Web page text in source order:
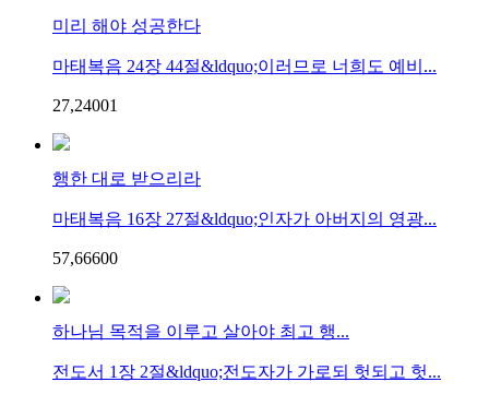
미리 해야 성공한다
마태복음 24장 44절&ldquo;이러므로 너희도 예비...
27,24001
행한 대로 받으리라
마태복음 16장 27절&ldquo;인자가 아버지의 영광...
57,66600
하나님 목적을 이루고 살아야 최고 행...
전도서 1장 2절&ldquo;전도자가 가로되 헛되고 헛...